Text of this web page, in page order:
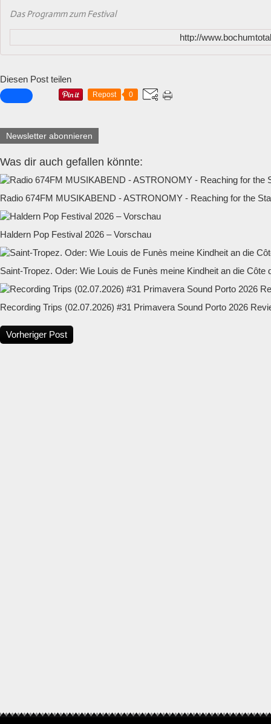
Das Programm zum Festival
http://
Diesen Post teilen
Repost 0
Newsletter abonnieren
Was dir auch gefallen könnte:
Radio 674FM MUSIKABEND - ASTRONOMY - Reaching for the
Haldern Pop Festival 2026 – Vorschau
Saint-Tropez. Oder: Wie Louis de Funès meine Kindheit an die Côte
Recording Trips (02.07.2026) #31 Primavera Sound Porto 2026
Vorheriger Post